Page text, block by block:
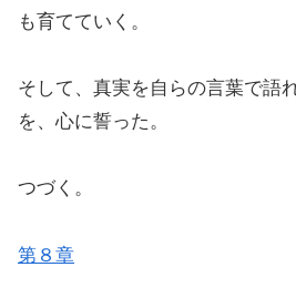
も育てていく。
そして、真実を自らの言葉で語
を、心に誓った。
つづく。
第８章